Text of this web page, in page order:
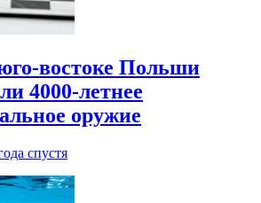
востоке Польши
4000-летнее
оружие
спустя